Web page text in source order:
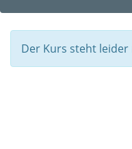
Der Kurs steht